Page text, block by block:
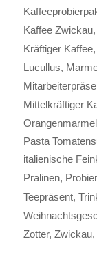
Kaffee Zwickau
Kräftiger Kaffee
Lucullus
Mittelkräftiger
Pasta
italienische
Pralinen
Teepräsent
Zotter Zwickau